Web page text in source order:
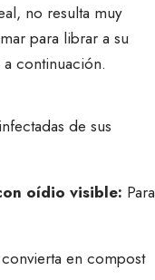
no resulta muy
para librar a su
continuación.
de sus
oídio visible: Para
en compost